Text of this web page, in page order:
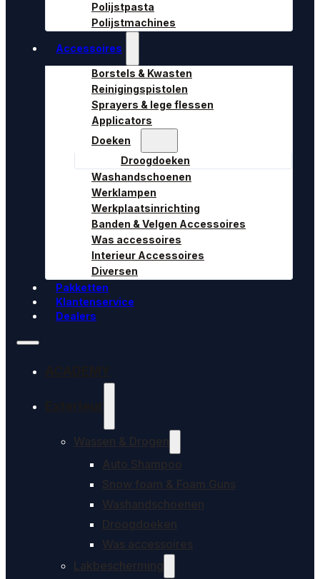
Polijstpasta
Polijstmachines
Accessoires
Borstels & Kwasten
Reinigingspistolen
Sprayers & lege flessen
Applicators
Doeken
Droogdoeken
Washandschoenen
Werklampen
Werkplaatsinrichting
Banden & Velgen Accessoires
Was accessoires
Interieur Accessoires
Diversen
Pakketten
Klantenservice
Dealers
Wassen & Drogen
Auto Shampoo
Snow foam & Foam Guns
Washandschoenen
Droogdoeken
Was accessoires
Lakbescherming